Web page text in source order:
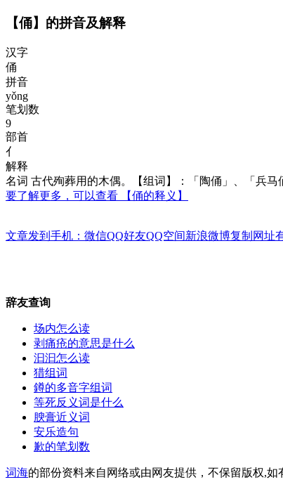
【俑】的拼音及解释
汉字
俑
拼音
yǒng
笔划数
9
部首
亻
解释
名词 古代殉葬用的木偶。【组词】：「陶俑」、「兵
要了解更多，可以查看 【俑的释义】
文章发到手机： 微信QQ好友QQ空间新浪微博复制网址
辞友查询
场内怎么读
剥痛疮的意思是什么
汩汩怎么读
猎组词
鐏的多音字组词
等死反义词是什么
腴膏近义词
安乐造句
歉的笔划数
词海的部份资料来自网络或由网友提供，不保留版权,如